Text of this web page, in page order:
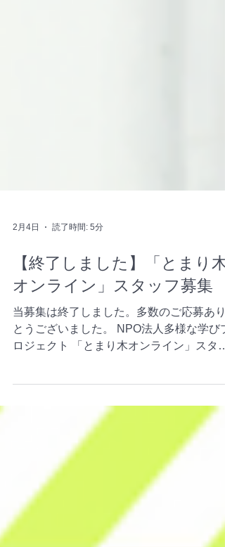
2月4日 読了時間: 5分
【終了しました】「とまり木
オンライン」スタッフ募集
とうございました。 NPO法人多様な学びプ
フ募集（オンライン・フルリモート） 特定
非営利活動法人 多様な学びプロジェク
とまり木オンライン事業では、 不登校の子
を育てる保護者や フリースクールスタッフ
や親の会運営者、行政、学校関係者など 不
登校の子を支える支援者や教育関係者向け
のオンライン講座やオンライン交流会の企
運営、サイト運営をしています。 この度、